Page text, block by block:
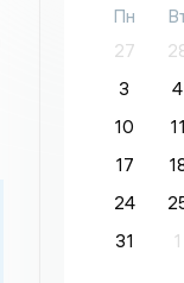
Пн
27
3
4
10
11
17
24
31
1